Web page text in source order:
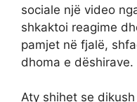
sociale një video
shkaktoi reagime
pamjet në fjalë,
dhoma e dëshirave.
Aty shihet se